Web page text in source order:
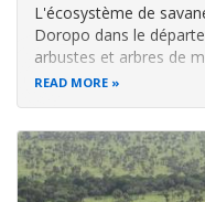
L'écosystème de
Doropo dans le
arbustes et arbres de
cette formation, les
READ MORE